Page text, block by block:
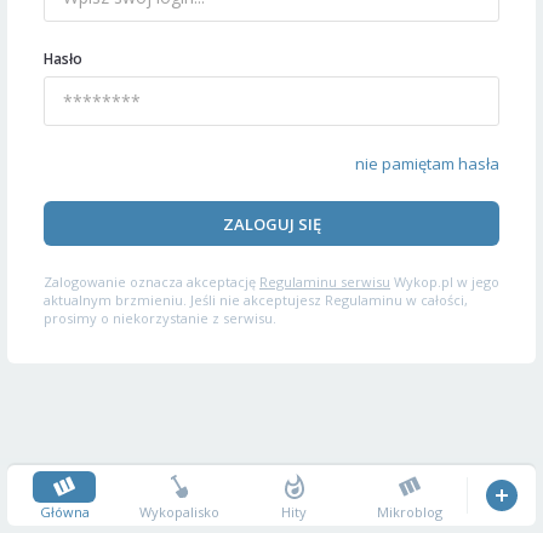
Hasło
nie pamiętam hasła
ZALOGUJ SIĘ
Zalogowanie oznacza akceptację Regulaminu serwisu Wykop.pl w jego
aktualnym brzmieniu. Jeśli nie akceptujesz Regulaminu w całości,
prosimy o niekorzystanie z serwisu.
Główna Wykopalisko Hity Mikroblog